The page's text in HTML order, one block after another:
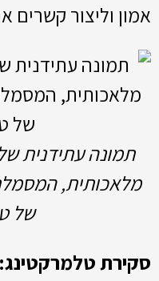
אמון וליצור קשרים
תמונה עתידנית
מלאכותית,
של
סקירת טלמרקטינג: